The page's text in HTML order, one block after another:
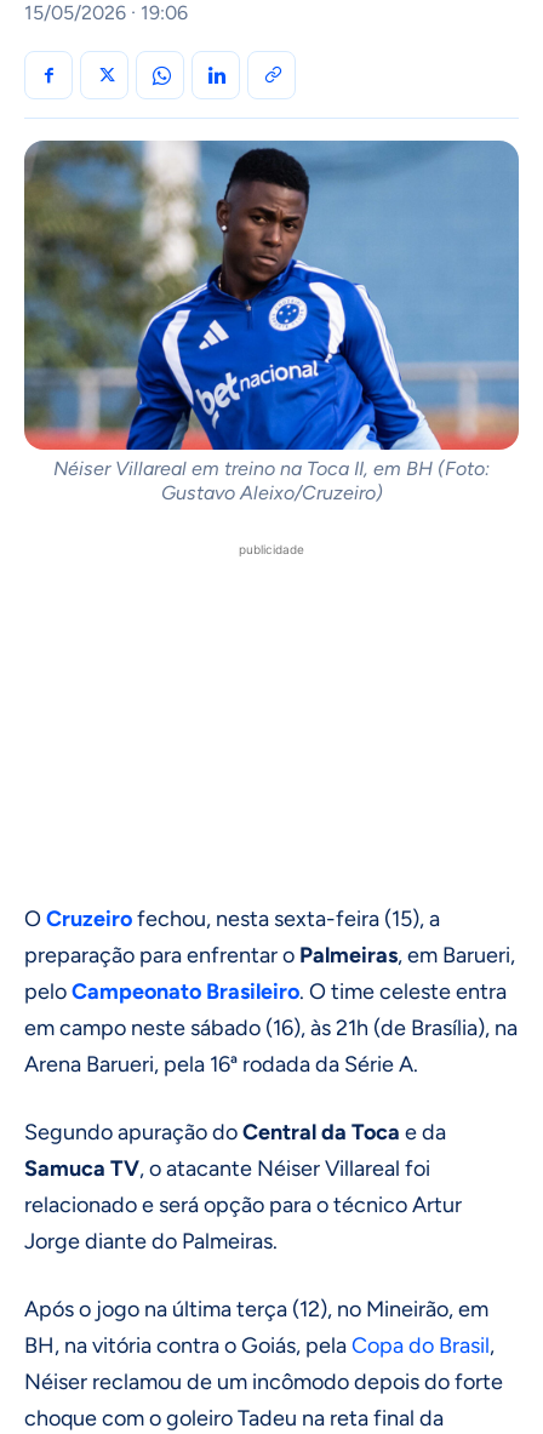
15/05/2026 · 19:06
Néiser Villareal em treino na Toca II, em BH (Foto:
Gustavo Aleixo/Cruzeiro)
publicidade
OCruzeirofechou, nesta sexta-feira (15), a
preparação para enfrentar o Palmeiras, em Barueri,
peloCampeonato Brasileiro. O time celeste entra
em campo neste sábado (16), às 21h (de Brasília), na
Arena Barueri, pela 16ª rodada da Série A.
Segundo apuração doCentral da Toca e da
Samuca TV, o atacante Néiser Villareal foi
relacionado e será opção para o técnico Artur
Jorge diante do Palmeiras.
Após o jogo na última terça (12), no Mineirão, em
BH, na vitória contra o Goiás, pelaCopa do Brasil,
Néiser reclamou de um incômodo depois do forte
choque com o goleiro Tadeu na reta final da